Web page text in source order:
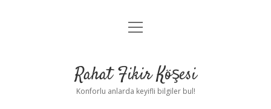
Anasayfa
Yasal Uyarı
menüyü
Rahat Fikir Köşesi
Konforlu anlarda keyifli bilgiler bul!